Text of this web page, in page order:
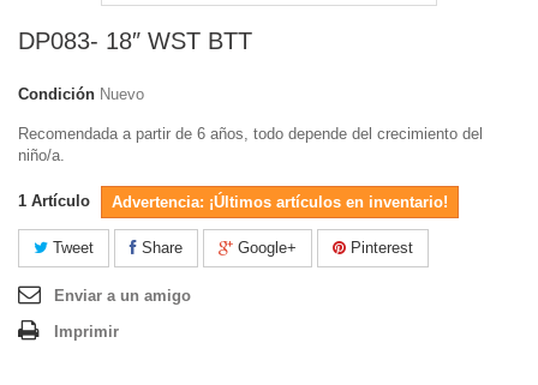
DP083- 18″ WST BTT
Condición Nuevo
Recomendada a partir de 6 años, todo depende del crecimiento del
niño/a.
1 Artículo Advertencia: ¡Últimos artículos en inventario!
Tweet Share Google+ Pinterest
Enviar a un amigo
Imprimir